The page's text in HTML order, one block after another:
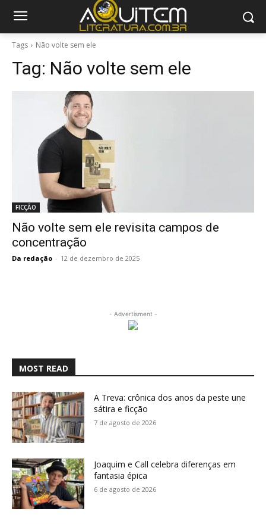
Tags Não volte sem ele
Tag: Não volte sem ele
FICÇÃO
Não volte sem ele revisita campos de
concentração
Da redação - 12 de dezembro de 2025
- Advertisment -
MOST READ
A Treva: crônica dos anos da peste une
sátira e ficção
7 de agosto de 2026
Joaquim e Call celebra diferenças em
fantasia épica
6 de agosto de 2026